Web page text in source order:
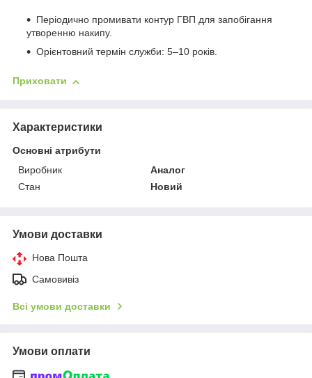
Періодично промивати контур ГВП для запобігання
утворенню накипу.
Орієнтовний термін служби: 5–10 років.
Приховати
Характеристики
Основні атрибути
Виробник
Аналог
Стан
Новий
Умови доставки
Нова Пошта
Самовивіз
Всі умови доставки
Умови оплати